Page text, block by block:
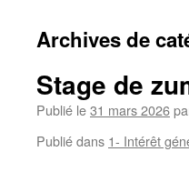
Archives de
Stage de
Publié le31 mars 2026
Publié dans 1- Intérêt